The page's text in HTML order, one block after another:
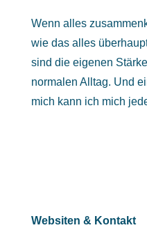
Wenn alles
wie das alles
sind die eigenen
normalen Alltag. Und
mich kann ich mich
Websiten & Kontakt